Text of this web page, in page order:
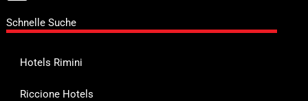
Schnelle Suche
Hotels Rimini
Riccione Hotels